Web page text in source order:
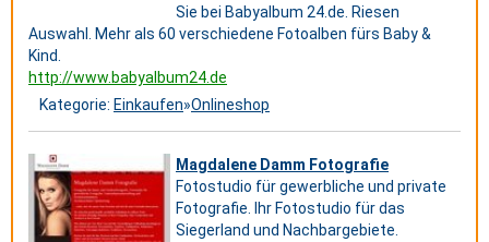
Sie bei Babyalbum 24.de. Riesen
Auswahl. Mehr als 60 verschiedene Fotoalben fürs Baby &
Kind.
http://www.babyalbum24.de
Kategorie: Einkaufen»Onlineshop
Magdalene Damm Fotografie
Fotostudio für gewerbliche und private
Fotografie. Ihr Fotostudio für das
Siegerland und Nachbargebiete.